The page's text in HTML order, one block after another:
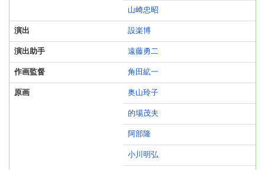
山崎忠昭
演出 設楽博
演出助手 遠藤勇二
作画監督 角田絋一
原画 奥山玲子
的場茂夫
阿部隆
小川明弘